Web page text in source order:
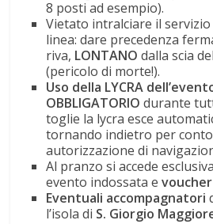
8 posti ad esempio).
Vietato intralciare il
linea: dare precedenza
riva, LONTANO dalla scia
(pericolo di morte!).
Uso della LYCRA
OBBLIGATORIOdurante
toglie la lycra esce
tornando indietro per
autorizzazione di
Al pranzo si accede
evento indossata e
Eventuali accompagnatori
l’isola di S. Giorgio